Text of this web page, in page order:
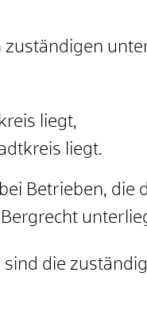
zuständigen
liegt,
liegt.
Betrieben, die
die